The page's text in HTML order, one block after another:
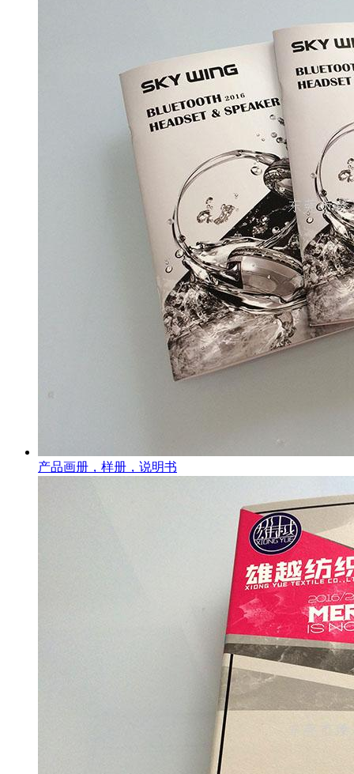
产品画册，样册，说明书